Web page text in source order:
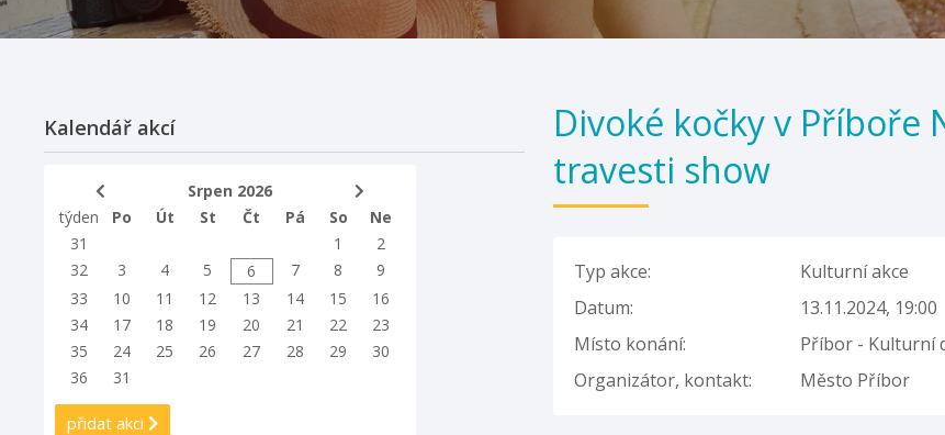
Divoké kočky v Příboře
travesti show
Typ akce:
Kulturní akce
Datum:
13.11.2024, 19:00
Místo konání:
Příbor - Kulturní
Organizátor, kontakt:
Město Příbor
Kalendář akcí
Srpen 2026
týden
Po Út St Čt Pá So
Ne
31
1
2
32
3 4 5 6 7 8
9
33
10 11 12 13 14 15
16
34
17 18 19 20 21 22
23
35
24 25 26 27 28 29
30
36
31
přidat akci